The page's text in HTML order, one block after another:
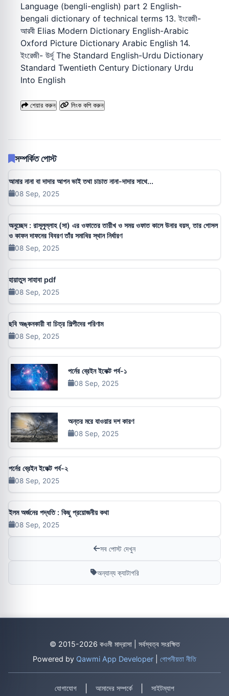
Language (bengli-english) part 2 English-
bengali dictionary of technical terms 13. ইংরেজী-
আরবী Elias Modern Dictionary English-Arabic
Oxford Picture Dictionary Arabic English 14.
ইংরেজী- উর্দূ The Standard English-Urdu Dictionary
Standard Twentieth Century Dictionary Urdu
Into English
শেয়ার করুন লিংক কপি করুন
সম্পর্কিত পোস্ট
আমার নানা বা দাদার আপন ভাই তথা চাচাত নানা-দাদার সাথে...
08 Sep, 2025
অনুচ্ছেদ : রাসূলুল্লাহ (সা) এর ওফাতের তারীখ ও সময় ওফাত কালে উনার বয়স, তার গোসল
ও কাফন দাফনের বিবরণ তাঁর সমাধির স্থান নির্ধারণ
08 Sep, 2025
হায়াতুস সাহাবা pdf
08 Sep, 2025
ছবি অঙ্কনকারী বা চিত্র শিল্পীদের পরিণাম
08 Sep, 2025
পর্নের ব্রেইন ইফেক্ট পর্ব-১
08 Sep, 2025
অন্তর মরে যাওয়ার দশ কারণ
08 Sep, 2025
পর্নের ব্রেইন ইফেক্ট পর্ব-২
08 Sep, 2025
ইলম অর্জনের পদ্ধতি : কিছু প্রয়োজনীয় কথা
08 Sep, 2025
সব পোস্ট দেখুন
অন্যান্য ক্যাটাগরি
© 2015-2026 কওমী মাদ্রাসা | সর্বস্বত্ব সংরক্ষিত
Powered by Qawmi App Developer গোপনীয়তা নীতি
যোগাযোগ আমাদের সম্পর্কে সাইটম্যাপ